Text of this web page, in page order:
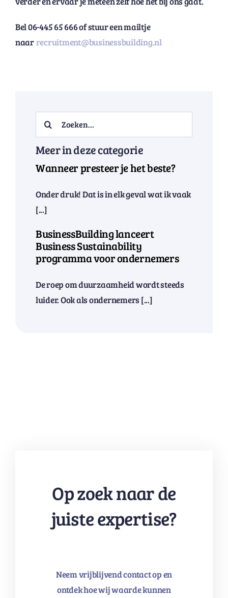
Bel 06-445 65 666 of stuur een mailtje
naarrecruitment@businessbuilding.nl
Search
for:
Meer in deze categorie
Wanneer presteer je het beste?
Onder druk! Dat is in elk geval wat ik vaak
[...]
BusinessBuilding lanceert
Business Sustainability
programma voor ondernemers
De roep om duurzaamheid wordt steeds
luider. Ook als ondernemers [...]
Op zoek naar de
juiste expertise?
Neem vrijblijvend contact op en
ontdek hoe wij waarde kunnen